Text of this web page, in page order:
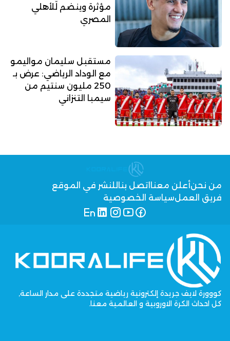
مؤثرة وينضم للأهلي
المصري
مستقبل سليمان مواليمو
مع الوداد الرياضي: عرض بـ
250 مليون سنتيم من
سيمبا التنزاني
من نحنأعلن معنا اتصل بنا للنشر في الموقع
فريق العملسياسة الخصوصية
كووورة لايف جريدة إلكترونية رياضية متجددة على مدار الساعة,
كل احداث الكرة الاوروبية و العالمية معنا.